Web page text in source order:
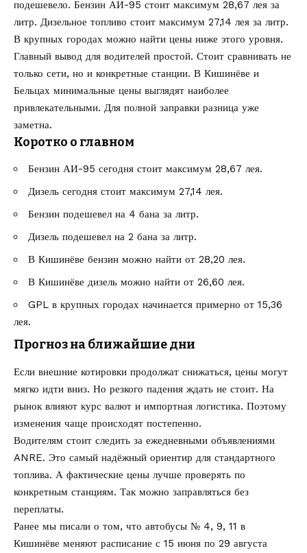
подешевело. Бензин АИ-95 стоит максимум 28,67 лея за
литр. Дизельное топливо стоит максимум 27,14 лея за литр.
В крупных городах можно найти цены ниже этого уровня.
Главный вывод для водителей простой. Стоит сравнивать не
только сети, но и конкретные станции. В Кишинёве и
Бельцах минимальные цены выглядят наиболее
привлекательными. Для полной заправки разница уже
заметна.
Коротко о главном
Бензин АИ-95 сегодня стоит максимум 28,67 лея.
Дизель сегодня стоит максимум 27,14 лея.
Бензин подешевел на 4 бана за литр.
Дизель подешевел на 2 бана за литр.
В Кишинёве бензин можно найти от 28,20 лея.
В Кишинёве дизель можно найти от 26,60 лея.
GPL в крупных городах начинается примерно от 15,36
лея.
Прогноз на ближайшие дни
Если внешние котировки продолжат снижаться, цены могут
мягко идти вниз. Но резкого падения ждать не стоит. На
рынок влияют курс валют и импортная логистика. Поэтому
изменения чаще происходят постепенно.
Водителям стоит следить за ежедневными объявлениями
ANRE. Это самый надёжный ориентир для стандартного
топлива. А фактические цены лучше проверять по
конкретным станциям. Так можно заправляться без
переплаты.
Ранее мы писали о том, что автобусы № 4, 9, 11 в
Кишинёве меняют расписание с 15 июня по 29 августа